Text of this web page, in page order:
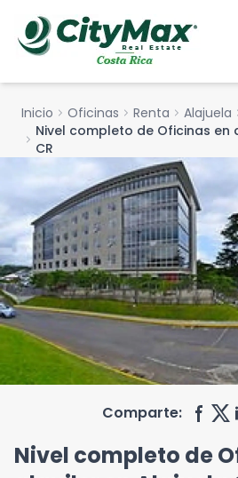
Inicio chevron_right Oficinas chevron_right Renta chevron_right Alajuela
chevron_right Nivel completo de Oficinas en
CR
Comparte:
Nivel completo de